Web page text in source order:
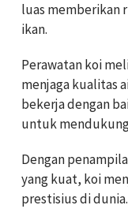
luas memberikan
ikan.
Perawatan koi
menjaga kualitas
bekerja dengan
untuk
Dengan
yang kuat, koi
prestisius di dunia.